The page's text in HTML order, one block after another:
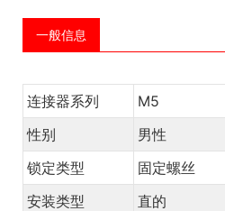
一般信息
连接器系列
M5
性别
男性
锁定类型
固定螺丝
安装类型
直的